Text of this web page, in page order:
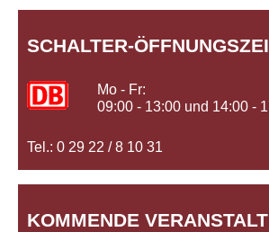
SCHALTER-
Mo - Fr:
09:00 - 13:00 und 14:00 -
Tel.: 0 29 22 / 8 10 31
KOMMENDE